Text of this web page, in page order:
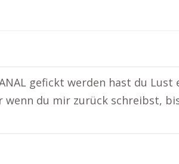
gefickt werden hast du Lust
wenn du mir zurück schreibst,